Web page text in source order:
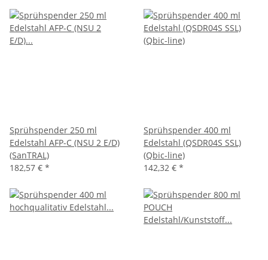
Sprühspender 250 ml
Edelstahl AFP-C (NSU 2 E/D)
(SanTRAL)
182,57 € *
Sprühspender 400 ml
Edelstahl (QSDR04S SSL)
(Qbic-line)
142,32 € *